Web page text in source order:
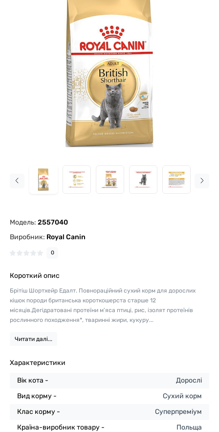
Модель: 2557040
Виробник: Royal Canin
0
Короткий опис
Брітіш Шортхейр Едалт. Повнораційний сухий корм для дорослих
кішок породи британська короткошерста старше 12
місяців.Дегідратовані протеїни м'яса птиці, рис, ізолят протеїнів
рослинного походження*, тваринні жири, кукуру...
Читати далі...
Характеристики
Вік кота -
Дорослі
Вид корму -
Сухий корм
Клас корму -
Суперпреміум
Країна-виробник товару -
Польща